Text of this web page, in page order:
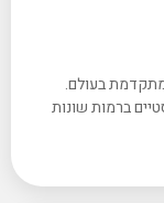
בעולם.
ברמות שונות